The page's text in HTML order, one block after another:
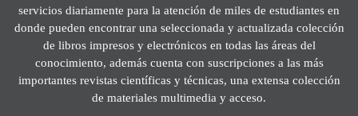
servicios diariamente para la atención de miles de estudiantes en
donde pueden encontrar una seleccionada y actualizada colección
de libros impresos y electrónicos en todas las áreas del
conocimiento, además cuenta con suscripciones a las más
importantes revistas científicas y técnicas, una extensa colección
de materiales multimedia y acceso.